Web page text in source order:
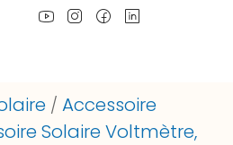
/ Accessoire
Solaire Voltmètre,